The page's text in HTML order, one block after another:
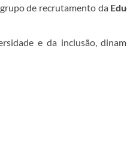
de recrutamento da
e da inclusão,